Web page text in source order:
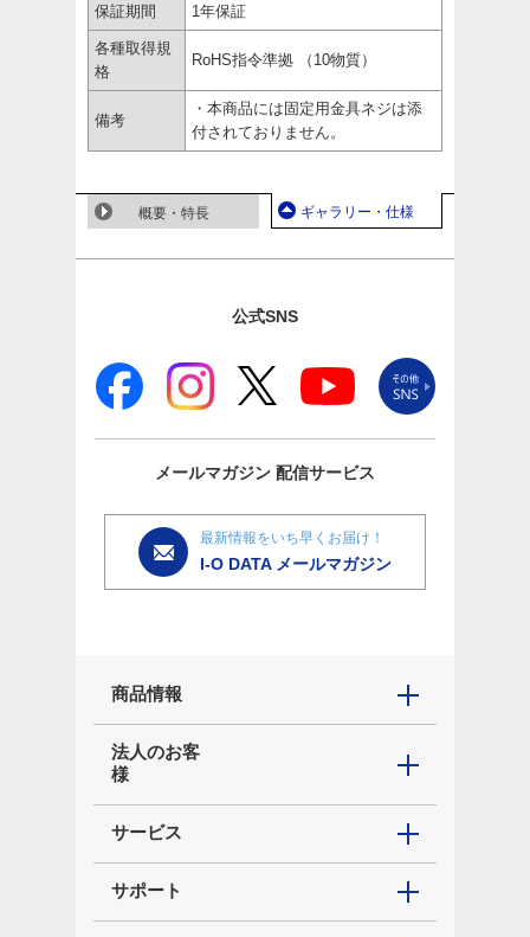
保証期間 1年保証
各種取得規
格
RoHS指令準拠 （10物質）
備考
・本商品には固定用金具ネジは添
付されておりません。
概要・特長 ギャラリー・仕様
公式SNS
メールマガジン 配信サービス
最新情報をいち早くお届け！
I-O DATA メールマガジン
商品情報
法人のお客
様
サービス
サポート